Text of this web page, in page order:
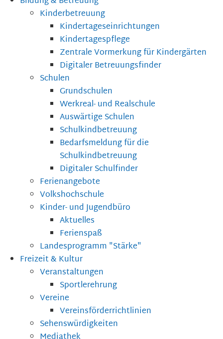
Kinderbetreuung
Kindertageseinrichtungen
Kindertagespflege
Zentrale Vormerkung für Kindergärten
Digitaler Betreuungsfinder
Schulen
Grundschulen
Werkreal- und Realschule
Auswärtige Schulen
Schulkindbetreuung
Bedarfsmeldung für die
Schulkindbetreuung
Digitaler Schulfinder
Ferienangebote
Volkshochschule
Kinder- und Jugendbüro
Aktuelles
Ferienspaß
Landesprogramm "Stärke"
Freizeit & Kultur
Veranstaltungen
Sportlerehrung
Vereine
Vereinsförderrichtlinien
Sehenswürdigkeiten